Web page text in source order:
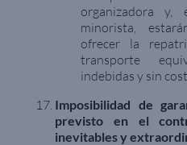
organizadora y,
minorista,
ofrecer la
transporte
indebidas y sin
Imposibilidad de
previsto en el
inevitables y